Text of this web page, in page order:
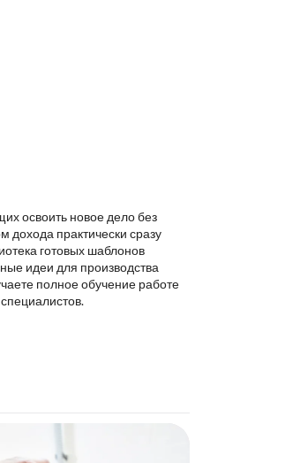
освоить новое дело без
дохода практически сразу
готовых шаблонов
идеи для производства
полное обучение работе